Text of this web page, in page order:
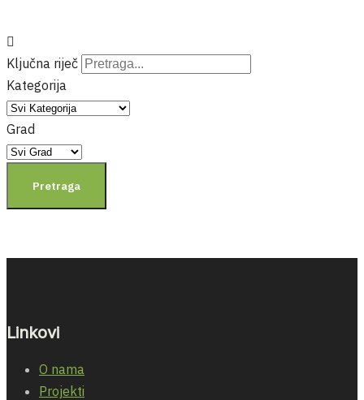
Ključna riječ
Kategorija
Grad
Pretraga
Linkovi
O nama
Projekti